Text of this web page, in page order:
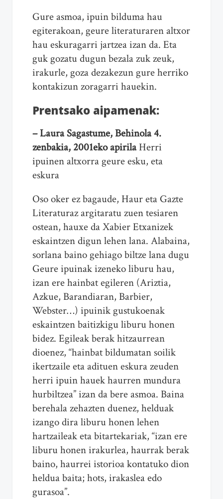
Gure asmoa, ipuin bilduma hau
egiterakoan, geure literaturaren altxor
hau eskuragarri jartzea izan da. Eta
guk gozatu dugun bezala zuk zeuk,
irakurle, goza dezakezun gure herriko
kontakizun zoragarri hauekin.
Prentsako aipamenak:
– Laura Sagastume, Behinola 4.
zenbakia, 2001eko apirilaHerri
ipuinen altxorra geure esku, eta
eskura
Oso oker ez bagaude, Haur eta Gazte
Literaturaz argitaratu zuen tesiaren
ostean, hauxe da Xabier Etxanizek
eskaintzen digun lehen lana. Alabaina,
sorlana baino gehiago biltze lana dugu
Geure ipuinak izeneko liburu hau,
izan ere hainbat egileren (Ariztia,
Azkue, Barandiaran, Barbier,
Webster…) ipuinik gustukoenak
eskaintzen baitizkigu liburu honen
bidez. Egileak berak hitzaurrean
dioenez, “hainbat bildumatan soilik
ikertzaile eta adituen eskura zeuden
herri ipuin hauek haurren mundura
hurbiltzea” izan da bere asmoa. Baina
berehala zehazten duenez, helduak
izango dira liburu honen lehen
hartzaileak eta bitartekariak, “izan ere
liburu honen irakurlea, haurrak berak
baino, haurrei istorioa kontatuko dion
heldua baita; hots, irakaslea edo
gurasoa”.